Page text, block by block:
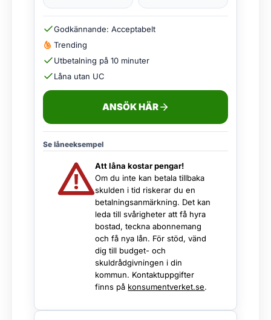
Godkännande: Acceptabelt
Trending
Utbetalning på 10 minuter
Låna utan UC
ANSÖK HÄR
Se låneeksempel
Att låna kostar pengar!
Om du inte kan betala tillbaka
skulden i tid riskerar du en
betalningsanmärkning. Det kan
leda till svårigheter att få hyra
bostad, teckna abonnemang
och få nya lån. För stöd, vänd
dig till budget- och
skuldrådgivningen i din
kommun. Kontaktuppgifter
finns på konsumentverket.se.